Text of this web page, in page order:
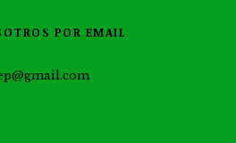
POR EMAIL